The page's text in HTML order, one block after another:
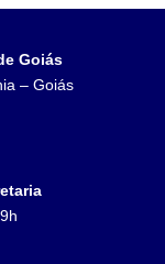
Goiás
– Goiás